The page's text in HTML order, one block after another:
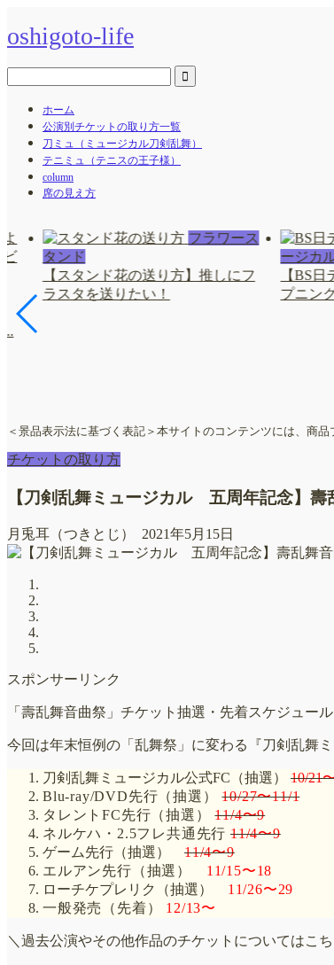
oshigoto-life
ホーム
公演別チケットの取り方一覧
刀ミュ（ミュージカル刀剣乱舞）
テニミュ（テニスの王子様）
column
席の見え方
フラワース
タンド
【スタンド花の送り方】推しにフ
ラスタを送りたい！
ージカ
【BS
プニン
＜景品表示法に基づく表記＞本サイトのコンテンツには、商
チケットの取り方
【刀剣乱舞ミュージカル 五周年記念】壽
月兎耳（つきとじ） 2021年5月15日
スポンサーリンク
「壽乱舞音曲祭」チケット抽選・先着スケジュール
今回は年末恒例の「乱舞祭」に変わる『刀剣乱舞
刀剣乱舞ミュージカル公式FC（抽選） 10/21
Blu-ray/DVD先行（抽選）10/27〜11/1
タレントFC先行（抽選）11/4〜9
ネルケハ・2.5フレ共通先行 11/4〜9
ゲーム先行（抽選） 11/4〜9
エルアン先行（抽選） 11/15〜18
ローチケプレリク（抽選）
11/26〜29
一般発売（先着） 12/13〜
＼過去公演やその他作品のチケットについてはこ